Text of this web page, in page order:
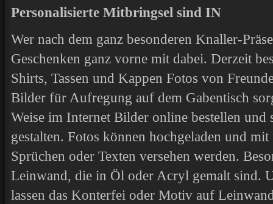
Personalisierte Mitbringsel sind IN
Wer nach dem ganz besonderen Knaller-
Geschenken ganz vorne mit dabei. Derzeit
Shirts, Tassen und Kappen Fotos von
Bilder für Aufregung auf dem Gabentisch
Weise im Internet Bilder online bestellen
gestalten. Fotos können hochgeladen und
Sprüchen oder Texten versehen werden.
Leinwand, die in Öl oder Acryl gemalt sind.
lassen das Konterfei oder Motiv auf